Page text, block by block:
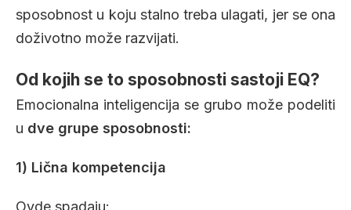
sposobnost u koju stalno treba ulagati, jer se ona
doživotno može razvijati.
Od kojih se to sposobnosti sastoji EQ?
Emocionalna inteligencija se grubo može podeliti
u dve grupe sposobnosti:
1) Lična kompetencija
Ovde spadaju: